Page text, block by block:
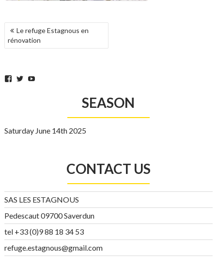
POST
NAVIGATION
Le refuge Estagnous en
rénovation
Facebook
TwitterYouTube
SEASON
Saturday June 14th 2025
CONTACT US
SAS LES ESTAGNOUS
Pedescaut 09700 Saverdun
tel +33 (0)9 88 18 34 53
refuge.estagnous@gmail.com